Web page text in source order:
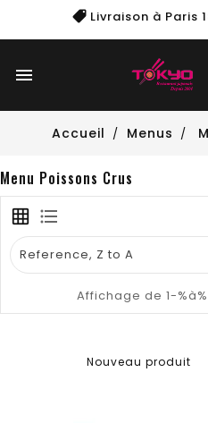
Livraison à Paris

Accueil Menus
Menu Poissons Crus
Reference, Z to A
Affichage de 1-
Nouveau produit